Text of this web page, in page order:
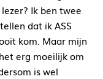
Ik ben twee
dat ik ASS
kom. Maar mijn
erg moeilijk om
is wel